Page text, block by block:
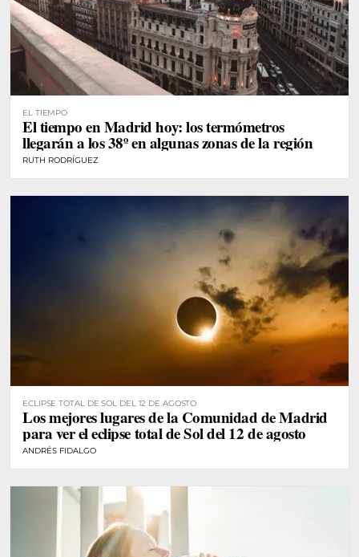
EL TIEMPO
El tiempo en Madrid hoy: los termómetros
llegarán a los 38º en algunas zonas de la región
RUTH RODRÍGUEZ
ECLIPSE TOTAL DE SOL DEL 12 DE AGOSTO
Los mejores lugares de la Comunidad de Madrid
para ver el eclipse total de Sol del 12 de agosto
ANDRÉS FIDALGO